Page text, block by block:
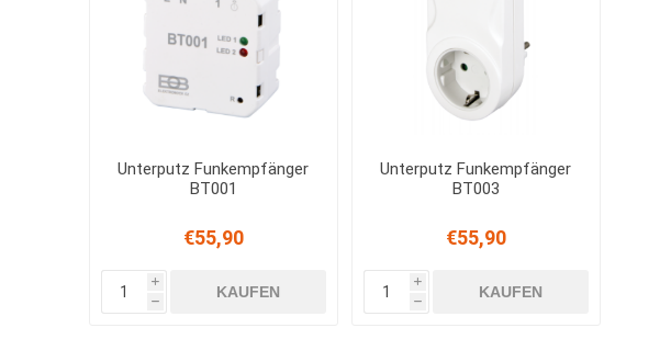
Unterputz Funkempfänger
BT001
€55,90
i
h
KAUFEN
Unterputz Funkempfänger
BT003
€55,90
i
h
KAUFEN